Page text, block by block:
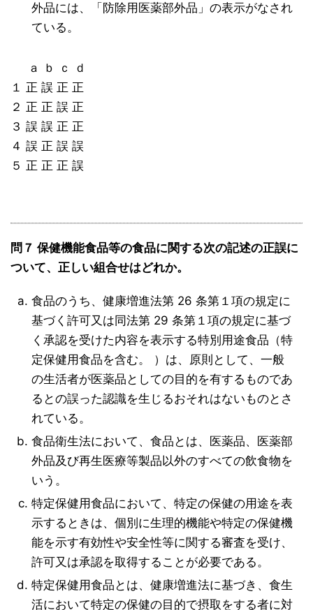
外品には、「防除用医薬部外品」の表示がなされ
ている。
ａ ｂ ｃ ｄ
１ 正 誤 正 正
２ 正 正 誤 正
３ 誤 誤 正 正
４ 誤 正 誤 誤
５ 正 正 正 誤
問７ 保健機能食品等の食品に関する次の記述の正誤に
ついて、正しい組合せはどれか。
食品のうち、健康増進法第 26 条第１項の規定に
基づく許可又は同法第 29 条第１項の規定に基づ
く承認を受けた内容を表示する特別用途食品（特
定保健用食品を含む。 ）は、原則として、一般
の生活者が医薬品としての目的を有するものであ
るとの誤った認識を生じるおそれはないものとさ
れている。
食品衛生法において、食品とは、医薬品、医薬部
外品及び再生医療等製品以外のすべての飲食物を
いう。
特定保健用食品において、特定の保健の用途を表
示するときは、個別に生理的機能や特定の保健機
能を示す有効性や安全性等に関する審査を受け、
許可又は承認を取得することが必要である。
特定保健用食品とは、健康増進法に基づき、食生
活において特定の保健の目的で摂取をする者に対